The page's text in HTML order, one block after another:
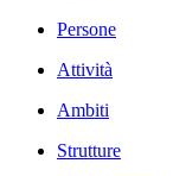
Persone
Attività
Ambiti
Strutture